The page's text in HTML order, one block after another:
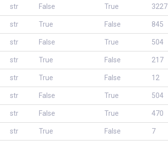
str False True 3227
str True False 845
str False True 504
str True False 217
str True False 12
str False True 504
str False True 470
str True False 7